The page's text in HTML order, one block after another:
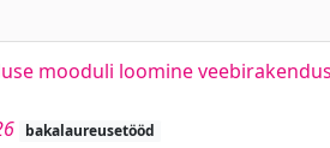
mooduli loomine
bakalaureusetööd